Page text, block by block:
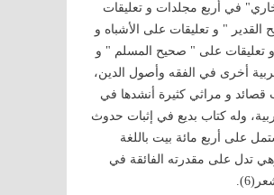
في أربع مجلدات و تعليقات
القدير " و تعليقات على الأشباه و
و تعليقات على " صحيح المسلم " و
أخرى في الفقه وأصول الدين،
قصائد و مراثي كثيرة أنشدها في
وله كتاب بديع في إثبات حدوث
على أربع مائة بيت باللغة
وهي تدل على مقدرته الفائقة في